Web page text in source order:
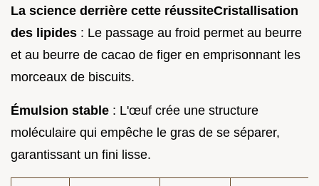
La science derrière cette réussiteCristallisation
des lipides : Le passage au froid permet au beurre
et au beurre de cacao de figer en emprisonnant les
morceaux de biscuits.
Émulsion stable : L'œuf crée une structure
moléculaire qui empêche le gras de se séparer,
garantissant un fini lisse.